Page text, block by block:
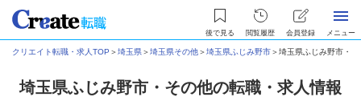
後で見る 閲覧履歴 会員登録 メニュー
クリエイト転職・求人TOP ＞埼玉県＞埼玉県その他＞埼玉県ふじみ野市＞埼玉県ふじみ野市・
埼玉県ふじみ野市・その他の転職・求人情報